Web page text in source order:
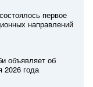
первое
направлений
объявляет об
2026 года